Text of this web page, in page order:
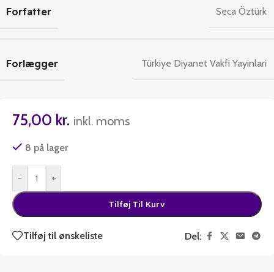
Forfatter Seca Öztürk
Forlægger Türkiye Diyanet Vakfi Yayinlari
75,00 kr. inkl. moms
8 på lager
- +
Tilføj Til Kurv
Tilføj til ønskeliste Del: